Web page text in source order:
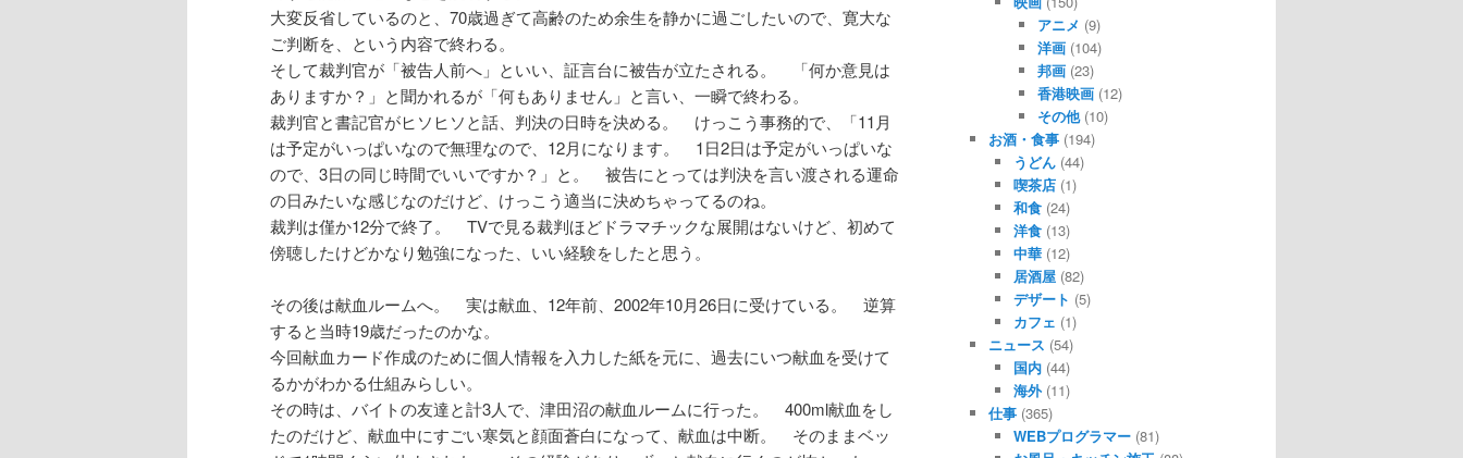
大変反省しているのと、70歳過ぎて高齢のため余生を静かに過ごしたいので、寛大な
ご判断を、という内容で終わる。
そして裁判官が「被告人前へ」といい、証言台に被告が立たされる。 「何か意見は
ありますか？」と聞かれるが「何もありません」と言い、一瞬で終わる。
裁判官と書記官がヒソヒソと話、判決の日時を決める。 けっこう事務的で、「11月
は予定がいっぱいなので無理なので、12月になります。 1日2日は予定がいっぱいな
ので、3日の同じ時間でいいですか？」と。 被告にとっては判決を言い渡される運命
の日みたいな感じなのだけど、けっこう適当に決めちゃってるのね。
裁判は僅か12分で終了。 TVで見る裁判ほどドラマチックな展開はないけど、初めて
傍聴したけどかなり勉強になった、いい経験をしたと思う。
その後は献血ルームへ。 実は献血、12年前、2002年10月26日に受けている。 逆算
すると当時19歳だったのかな。
今回献血カード作成のために個人情報を入力した紙を元に、過去にいつ献血を受けて
るかがわかる仕組みらしい。
その時は、バイトの友達と計3人で、津田沼の献血ルームに行った。 400ml献血をし
たのだけど、献血中にすごい寒気と顔面蒼白になって、献血は中断。 そのままベッ
アニメ (9)
洋画 (104)
邦画 (23)
香港映画 (12)
その他(10)
お酒・食事 (194)
うどん(44)
喫茶店(1)
和食(24)
洋食(13)
中華(12)
居酒屋(82)
デザート (5)
カフェ (1)
ニュース (54)
国内(44)
海外(11)
仕事 (365)
WEBプログラマー(81)